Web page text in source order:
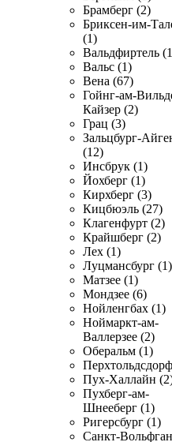
Брамберг (2)
Бриксен-им-
(1)
Вальдфиртель
Вальс (1)
Вена (67)
Гойнг-ам-
Кайзер (2)
Грац (3)
Зальцбург-
(12)
Инсбрук (1)
Йохберг (1)
Кирхберг (3)
Кицбюэль (27)
Клагенфурт (2)
Крайшберг (2)
Лех (1)
Луцмансбург (1)
Матзее (1)
Мондзее (6)
Нойленгбах (1)
Ноймаркт-ам-
Валлерзее (2)
Оберальм (1)
Пух-Халлайн
Пухберг-ам-
Шнееберг (1)
Ригерсбург (1)
Санкт-